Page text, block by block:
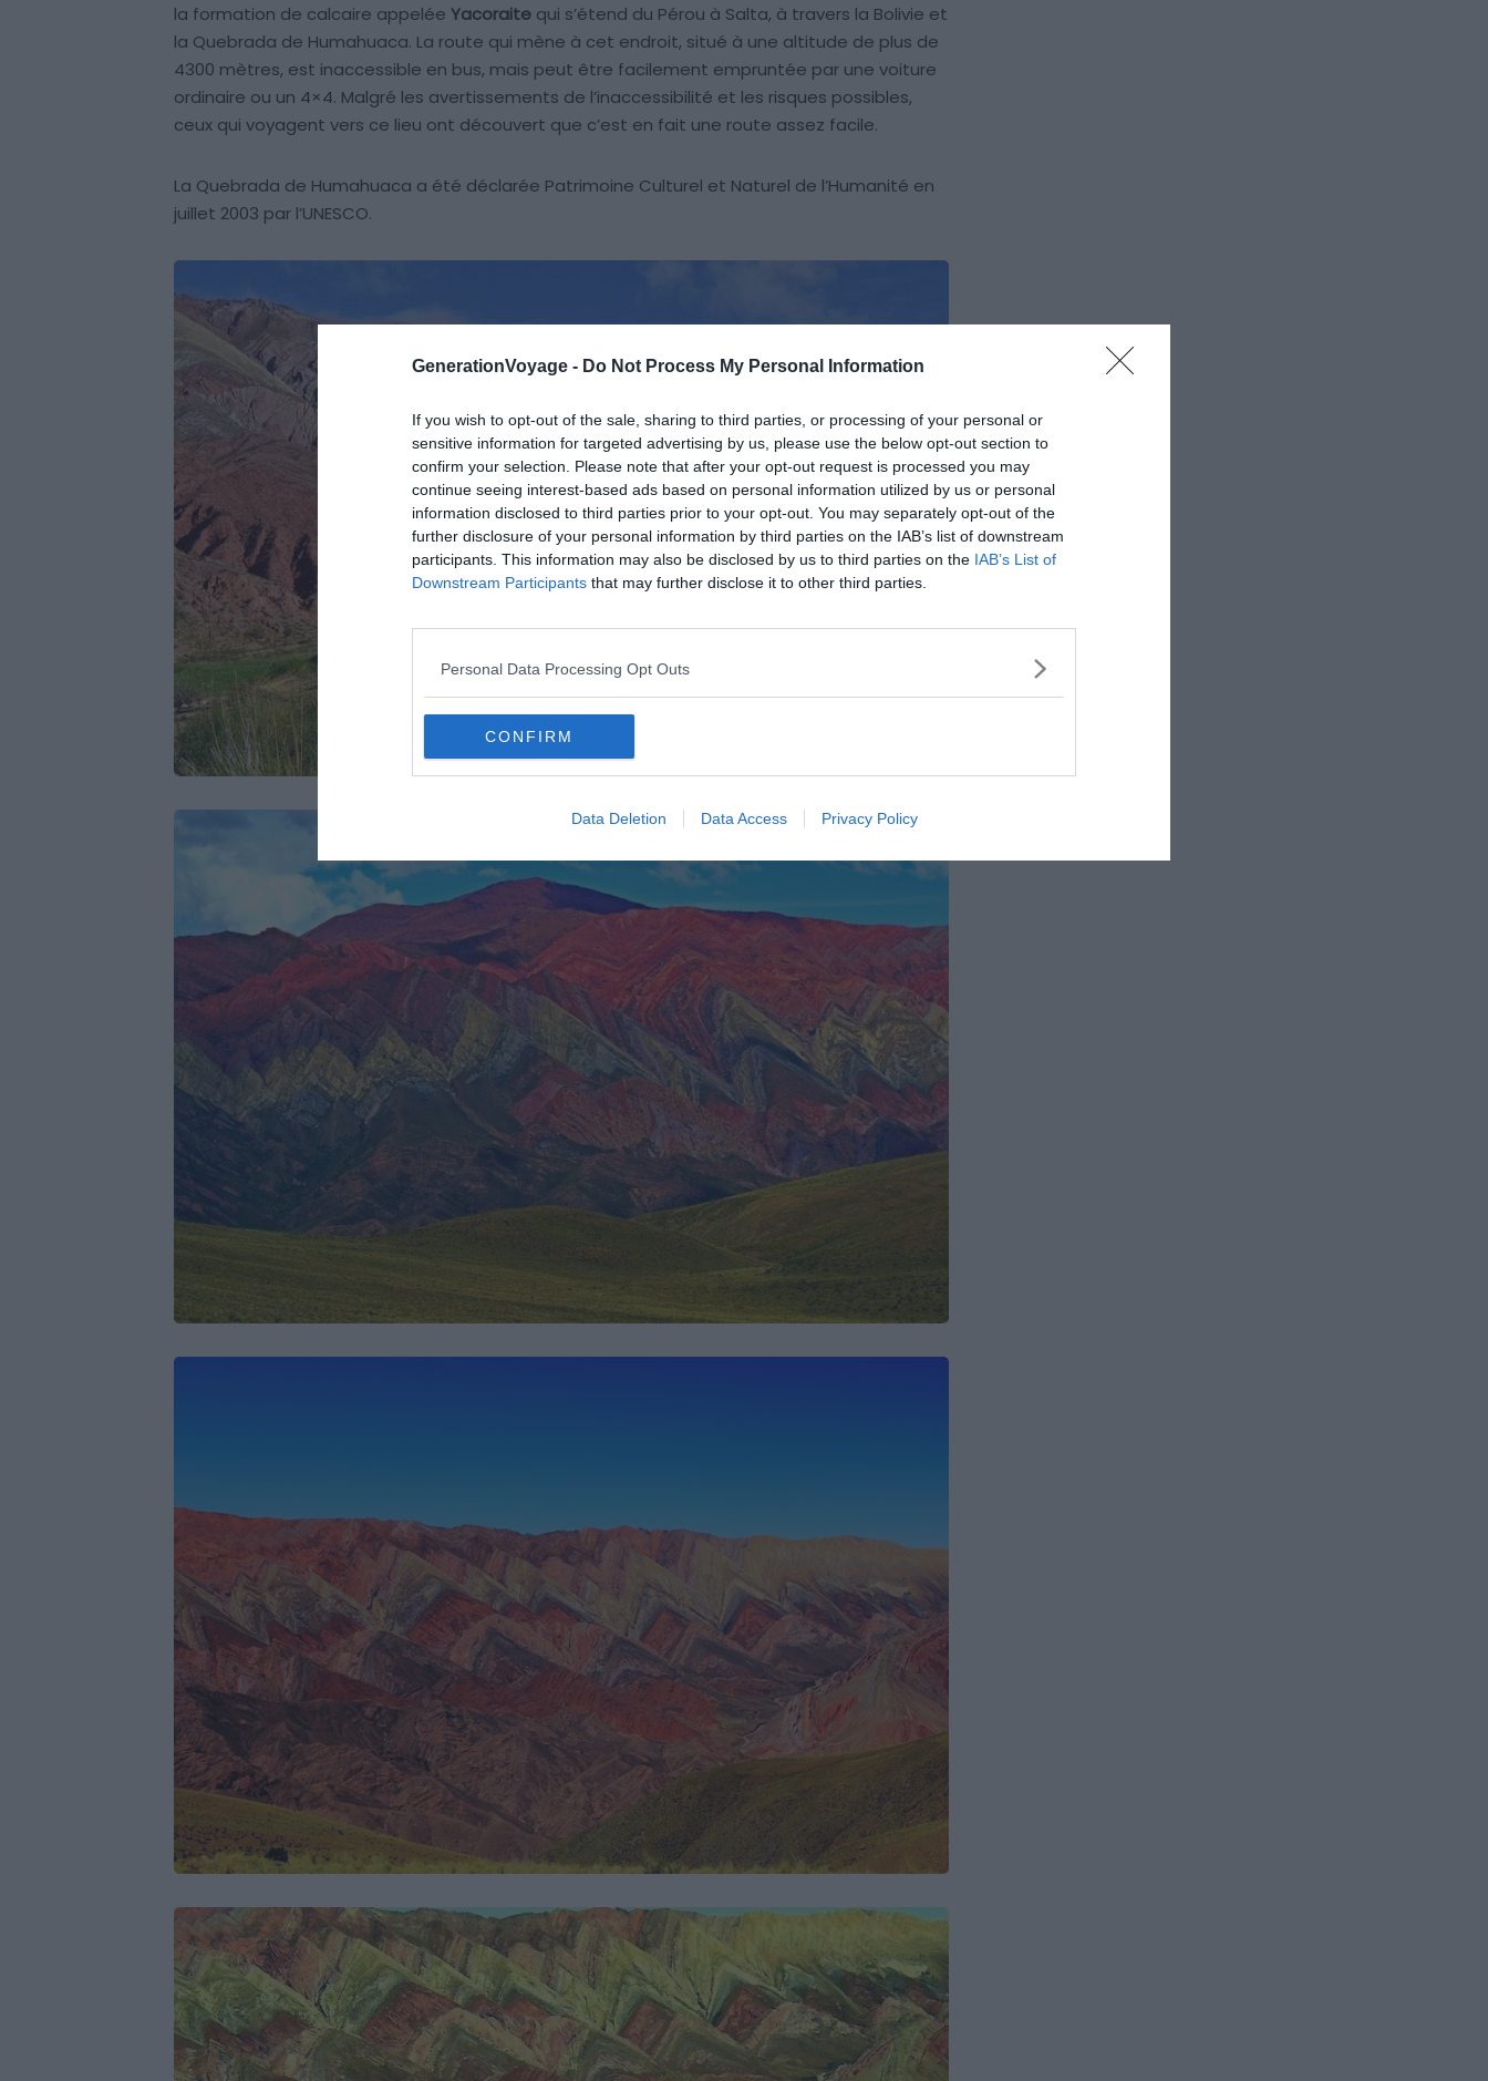
GenerationVoyage - Do Not Process My Personal Information
If you wish to opt-out of the sale, sharing to third parties, or processing of your personal or
sensitive information for targeted advertising by us, please use the below opt-out section to
confirm your selection. Please note that after your opt-out request is processed you may
continue seeing interest-based ads based on personal information utilized by us or personal
information disclosed to third parties prior to your opt-out. You may separately opt-out of the
further disclosure of your personal information by third parties on the IAB’s list of downstream
participants. This information may also be disclosed by us to third parties on the IAB’s List of
Downstream Participants that may further disclose it to other third parties.
Personal Data Processing Opt Outs
CONFIRM
Data Deletion Data Access Privacy Policy
la formation de calcaire appelée Yacoraite qui s’étend du Pérou à Salta, à travers la Bolivie et
la Quebrada de Humahuaca. La route qui mène à cet endroit, situé à une altitude de plus de
4300 mètres, est inaccessible en bus, mais peut être facilement empruntée par une voiture
ordinaire ou un 4×4. Malgré les avertissements de l’inaccessibilité et les risques possibles,
ceux qui voyagent vers ce lieu ont découvert que c’est en fait une route assez facile.
La Quebrada de Humahuaca a été déclarée Patrimoine Culturel et Naturel de l’Humanité en
juillet 2003 par l’UNESCO.